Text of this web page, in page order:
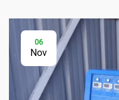
06
Nov